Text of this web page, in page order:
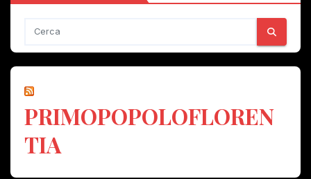
PRIMOPOPOLOFLOREN
TIA